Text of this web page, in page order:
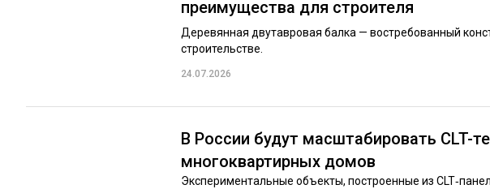
преимущества для строителя
Деревянная двутавровая балка — востребованный
строительстве.
24.07.2026
В России будут масштабировать CLT-
многоквартирных домов
Экспериментальные объекты, построенные из